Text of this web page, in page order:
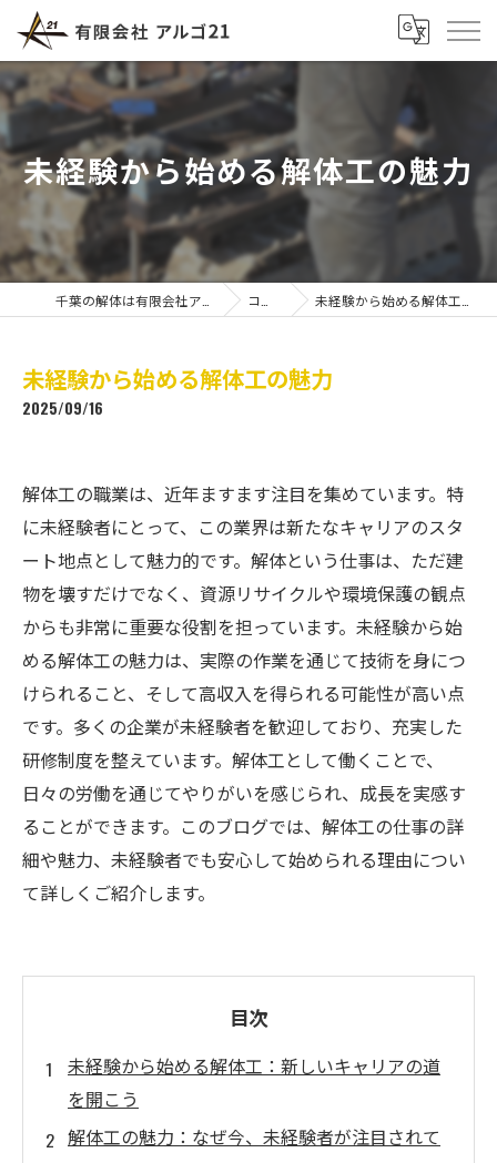
未経験から始める解体工の魅力
コラム 未経験から始める解体工の魅力
未経験から始める解体工の魅力
2025/09/16
解体工の職業は、近年ますます注目を集めています。特
に未経験者にとって、この業界は新たなキャリアのスタ
ート地点として魅力的です。解体という仕事は、ただ建
物を壊すだけでなく、資源リサイクルや環境保護の観点
からも非常に重要な役割を担っています。未経験から始
める解体工の魅力は、実際の作業を通じて技術を身につ
けられること、そして高収入を得られる可能性が高い点
です。多くの企業が未経験者を歓迎しており、充実した
研修制度を整えています。解体工として働くことで、
日々の労働を通じてやりがいを感じられ、成長を実感す
ることができます。このブログでは、解体工の仕事の詳
細や魅力、未経験者でも安心して始められる理由につい
て詳しくご紹介します。
目次
未経験から始める解体工：新しいキャリアの道
を開こう
解体工の魅力：なぜ今、未経験者が注目されて